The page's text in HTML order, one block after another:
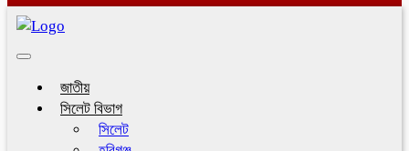
Toggle
জাতীয়
সিলেট বিভাগ
সিলেট